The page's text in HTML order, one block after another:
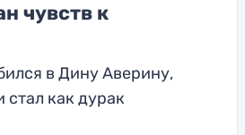
чувств к
в Дину Аверину,
стал как дурак